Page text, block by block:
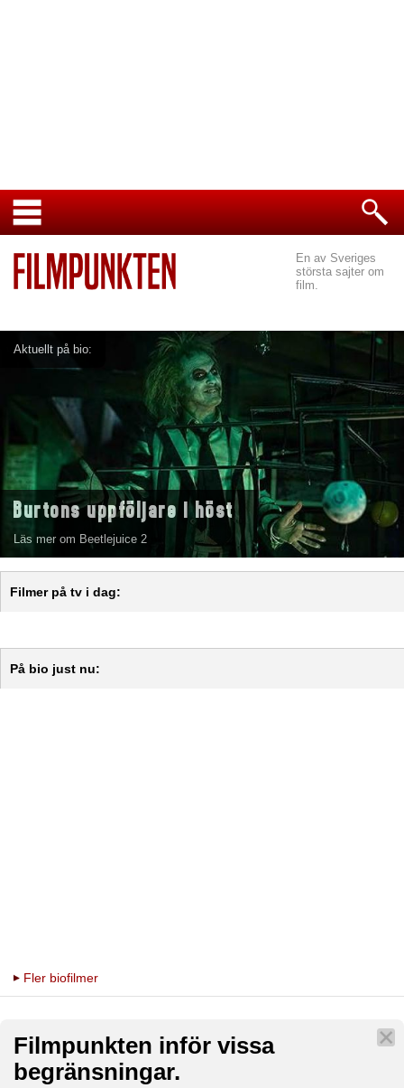
En av Sveriges
största sajter om
film.
Aktuellt på bio:
Burtons uppföljare i höst
Läs mer om Beetlejuice 2
Filmer på tv i dag:
På bio just nu:
Fler biofilmer
Filmpunkten inför vissa
begränsningar.